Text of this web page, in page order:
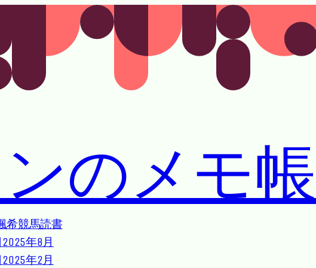
のメモ帳
希競馬読書
2025年8月
2025年2月